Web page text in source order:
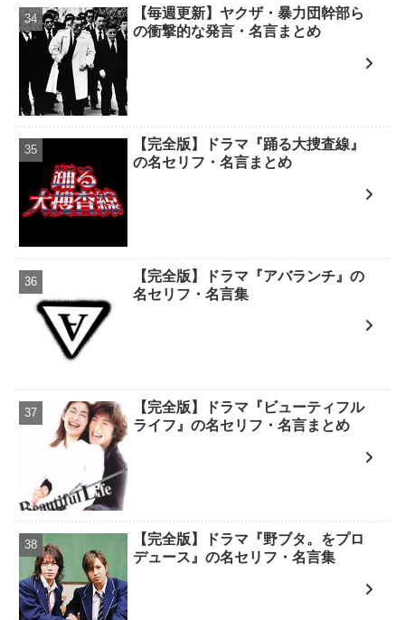
【毎週更新】ヤクザ・暴力団幹部ら
の衝撃的な発言・名言まとめ
【完全版】ドラマ『踊る大捜査線』
の名セリフ・名言まとめ
【完全版】ドラマ『アバランチ』の
名セリフ・名言集
【完全版】ドラマ『ビューティフル
ライフ』の名セリフ・名言まとめ
【完全版】ドラマ『野ブタ。をプロ
デュース』の名セリフ・名言集